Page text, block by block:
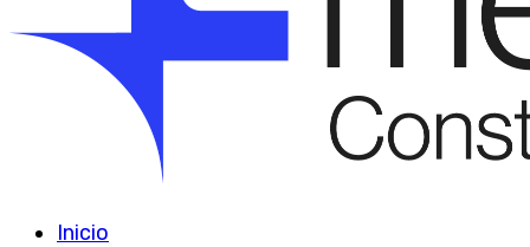
Inicio